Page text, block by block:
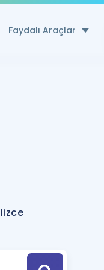
Faydalı Araçlar
Hesaplama Aracı
için Öneriler
Tek Takvimde